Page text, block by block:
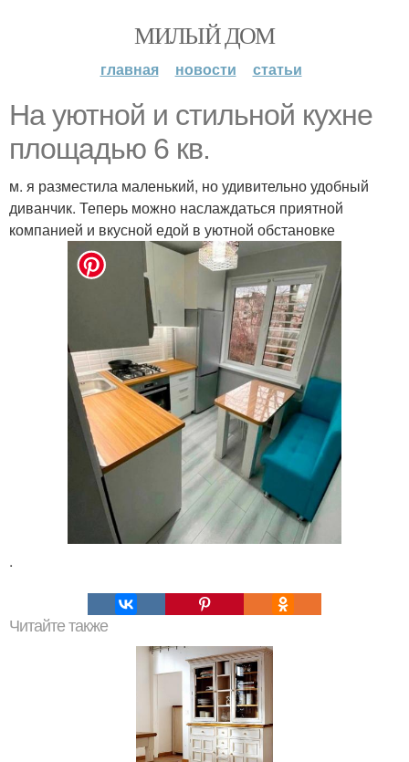
МИЛЫЙ ДОМ
главная новости статьи
На уютной и стильной кухне
площадью 6 кв.
м. я разместила маленький, но удивительно удобный
диванчик. Теперь можно наслаждаться приятной
компанией и вкусной едой в уютной обстановке
.
Читайте также